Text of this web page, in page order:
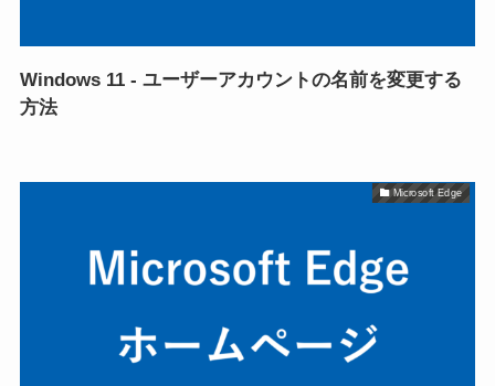
Windows 11 - ユーザーアカウントの名前を変更する
方法
Microsoft Edge